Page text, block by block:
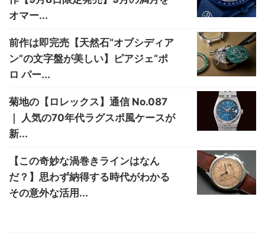
オマー...
前作は即完売【天然石“オブシディア
ン”の文字盤が美しい】ピアジェ“ポ
ロ パー...
菊地の【ロレックス】通信 No.087
｜ 人気の70年代ラグスポ風ケースが
新...
【この奇妙な渦巻きラインはなん
だ？】思わず納得する時代がわかる
その意外な活用...